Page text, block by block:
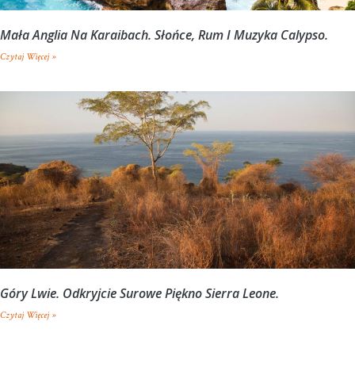
Mała Anglia Na Karaibach. Słońce, Rum I Muzyka Calypso.
Czytaj Więcej »
Góry Lwie. Odkryjcie Surowe Piękno Sierra Leone.
Czytaj Więcej »